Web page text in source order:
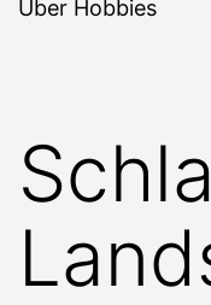
Über Hobbies